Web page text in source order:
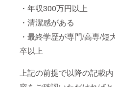
・年収300万円以上
・清潔感がある
・最終学歴が専門/高専/短
卒以上
上記の前提で以降の記載内